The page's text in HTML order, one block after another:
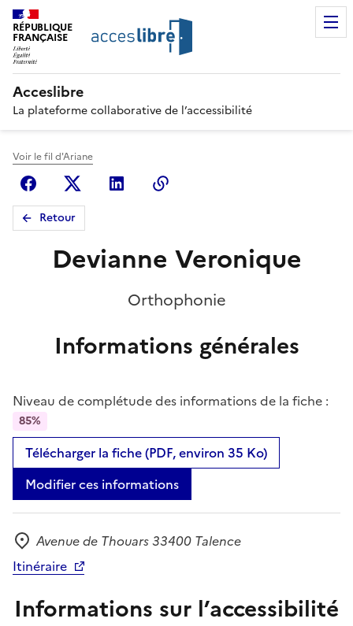
RÉPUBLIQUE
FRANÇAISE
Acceslibre
La plateforme collaborative de l’accessibilité
Voir le fil d'Ariane
FacebookX (anciennement Twitter)
Linkedin
Retour
Devianne Veronique
Orthophonie
Informations générales
Niveau de complétude des informations de la fiche :
85%
Télécharger la fiche (PDF, environ 35 Ko)
Modifier ces informations
Adresse
Avenue de Thouars 33400 Talence
Itinéraire
Informations sur l’accessibilité